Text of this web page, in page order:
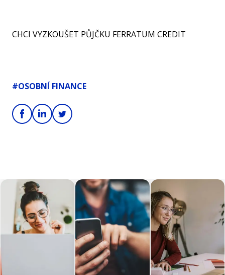
CHCI VYZKOUŠET PŮJČKU FERRATUM CREDIT
#OSOBNÍ FINANCE